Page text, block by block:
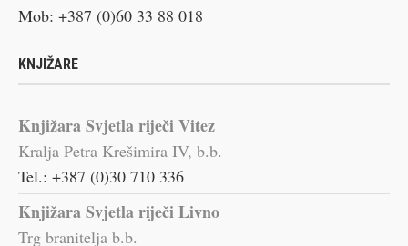
Mob: +387 (0)60 33 88 018
KNJIŽARE
Knjižara Svjetla riječi Vitez
Kralja Petra Krešimira IV, b.b.
Tel.: +387 (0)30 710 336
Knjižara Svjetla riječi Livno
Trg branitelja b.b.